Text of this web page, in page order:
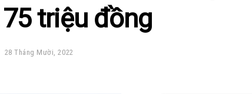
triệu đồng
28 Tháng Mười, 2022